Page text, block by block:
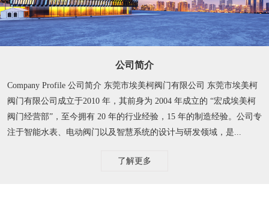
公司简介
Company Profile 公司简介 东莞市埃美柯阀门有限公司 东莞市埃美柯
阀门有限公司成立于2010 年，其前身为 2004 年成立的 “宏成埃美柯
阀门经营部”，至今拥有 20 年的行业经验，15 年的制造经验。​ 公司专
注于智能水表、电动阀门以及智慧系统的设计与研发领域，是...
了解更多